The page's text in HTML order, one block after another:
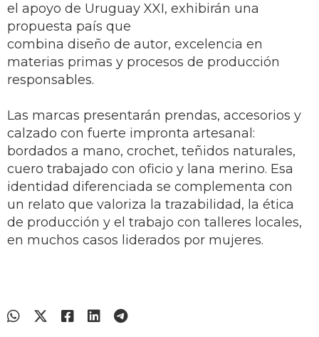
el apoyo de Uruguay XXI, exhibirán una
propuesta país que
combina diseño de autor, excelencia en
materias primas y procesos de producción
responsables.
Las marcas presentarán prendas, accesorios y
calzado con fuerte impronta artesanal:
bordados a mano, crochet, teñidos naturales,
cuero trabajado con oficio y lana merino. Esa
identidad diferenciada se complementa con
un relato que valoriza la trazabilidad, la ética
de producción y el trabajo con talleres locales,
en muchos casos liderados por mujeres.